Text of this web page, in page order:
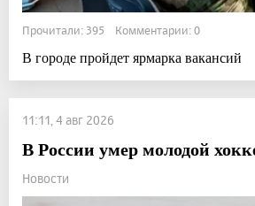
Прочитали: 395 Комментарии: 0
В городе пройдет ярмарка вакансий
11:11, 4 авг 2026
В России умер молодой
Новости